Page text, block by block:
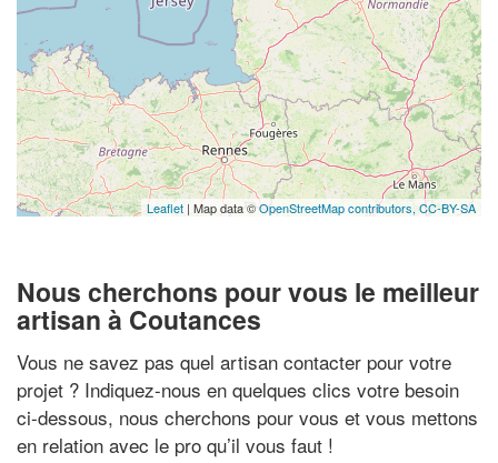
Leaflet | Map data ©OpenStreetMap contributors, CC-BY-SA
Nous cherchons pour vous le meilleur
artisan à Coutances
Vous ne savez pas quel artisan contacter pour votre
projet ? Indiquez-nous en quelques clics votre besoin
ci-dessous, nous cherchons pour vous et vous mettons
en relation avec le pro qu’il vous faut !